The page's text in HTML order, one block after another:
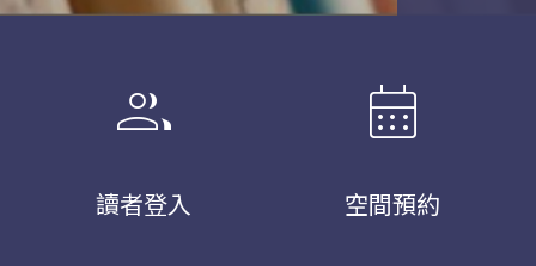
group
讀者登入
calendar_month
空間預約